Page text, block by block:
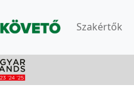
Szakértők